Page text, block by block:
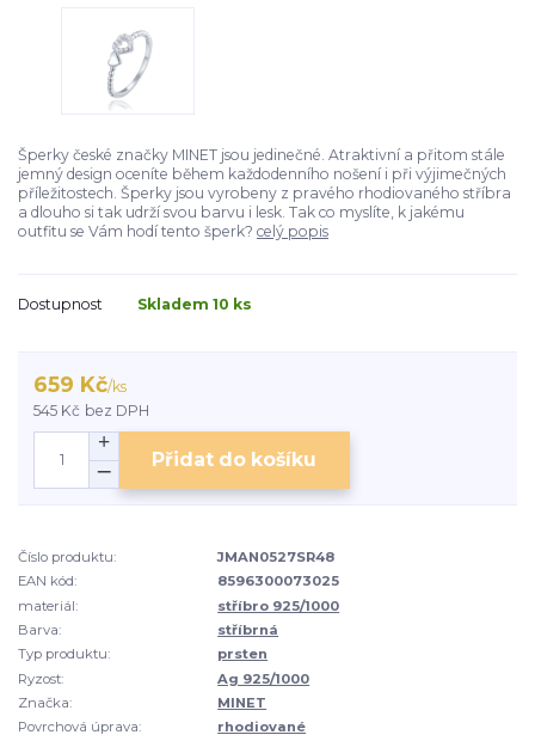
Šperky české značky MINET jsou jedinečné. Atraktivní a přitom stále
jemný design oceníte během každodenního nošení i při výjimečných
příležitostech. Šperky jsou vyrobeny z pravého rhodiovaného stříbra
a dlouho si tak udrží svou barvu i lesk. Tak co myslíte, k jakému
outfitu se Vám hodí tento šperk? celý popis
Dostupnost Skladem 10 ks
659 Kč/ks
545 Kč bez DPH
Přidat do košíku
Číslo produktu:
JMAN0527SR48
EAN kód:
8596300073025
materiál:
stříbro 925/1000
Barva:
stříbrná
Typ produktu:
prsten
Ryzost:
Ag 925/1000
Značka:
MINET
Povrchová úprava:
rhodiované